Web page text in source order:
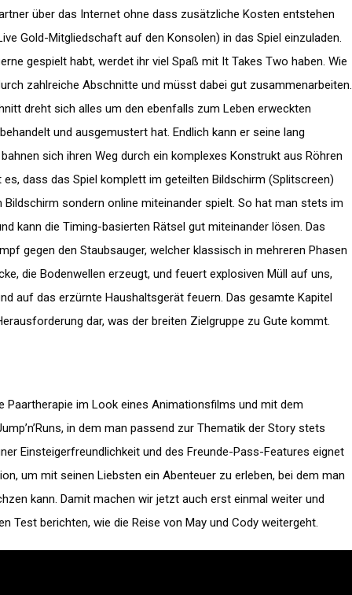
über das Internet ohne dass zusätzliche Kosten entstehen
Gold-Mitgliedschaft auf den Konsolen) in das Spiel einzuladen.
gespielt habt, werdet ihr viel Spaß mit It Takes Two haben. Wie
zahlreiche Abschnitte und müsst dabei gut zusammenarbeiten.
dreht sich alles um den ebenfalls zum Leben erweckten
und ausgemustert hat. Endlich kann er seine lang
sich ihren Weg durch ein komplexes Konstrukt aus Röhren
dass das Spiel komplett im geteilten Bildschirm (Splitscreen)
sondern online miteinander spielt. So hat man stets im
kann die Timing-basierten Rätsel gut miteinander lösen. Das
gegen den Staubsauger, welcher klassisch in mehreren Phasen
die Bodenwellen erzeugt, und feuert explosiven Müll auf uns,
auf das erzürnte Haushaltsgerät feuern. Das gesamte Kapitel
dar, was der breiten Zielgruppe zu Gute kommt.
Paartherapie im Look eines Animationsfilms und mit dem
in dem man passend zur Thematik der Story stets
Einsteigerfreundlichkeit und des Freunde-Pass-Features eignet
um mit seinen Liebsten ein Abenteuer zu erleben, bei dem man
kann. Damit machen wir jetzt auch erst einmal weiter und
Test berichten, wie die Reise von May und Cody weitergeht.